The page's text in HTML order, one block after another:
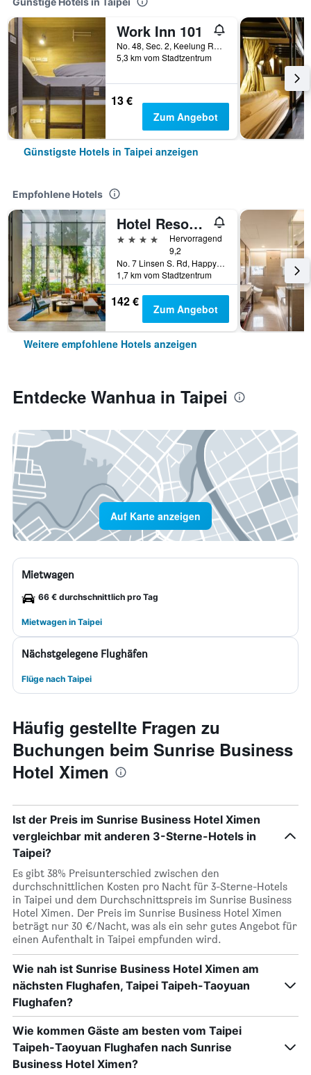
Work Inn 101
No. 48, Sec. 2, Keelung Road, Taipei, Taiwan
5,3 km vom Stadtzentrum
13 €
Zum Angebot
Günstigste Hotels in Taipei anzeigen
Empfohlene Hotels
Hotel Resonance Taipei, Tapestry Collection by Hilton
4 Sterne
Hervorragend
9,2
No. 7 Linsen S. Rd, Happy Village, Taipei, Taiwan
1,7 km vom Stadtzentrum
142 € Zum Angebot
Weitere empfohlene Hotels anzeigen
Entdecke Wanhua in Taipei
Auf Karte anzeigen
Mietwagen
66 € durchschnittlich pro Tag
Mietwagen in Taipei
Nächstgelegene Flughäfen
Flüge nach Taipei
Häufig gestellte Fragen zu
Buchungen beim Sunrise Business
Hotel Ximen
Ist der Preis im Sunrise Business Hotel Ximen
vergleichbar mit anderen 3-Sterne-Hotels in
Taipei?
Es gibt 38% Preisunterschied zwischen den
durchschnittlichen Kosten pro Nacht für 3-Sterne-Hotels
in Taipei und dem Durchschnittspreis im Sunrise Business
Hotel Ximen. Der Preis im Sunrise Business Hotel Ximen
beträgt nur 30 €/Nacht, was als ein sehr gutes Angebot für
einen Aufenthalt in Taipei empfunden wird.
Wie nah ist Sunrise Business Hotel Ximen am
nächsten Flughafen, Taipei Taipeh-Taoyuan
Flughafen?
Wie kommen Gäste am besten vom Taipei
Taipeh-Taoyuan Flughafen nach Sunrise
Business Hotel Ximen?